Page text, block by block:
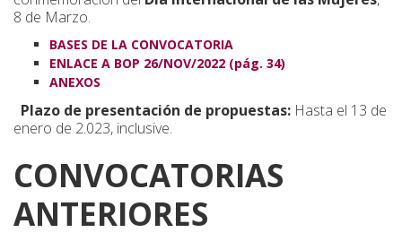
8 de Marzo.
BASES DE LA CONVOCATORIA
ENLACE A BOP 26/NOV/2022 (pág. 34)
ANEXOS
Plazo de presentación de propuestas: Hasta el 13 de
enero de 2.023, inclusive.
CONVOCATORIAS
ANTERIORES